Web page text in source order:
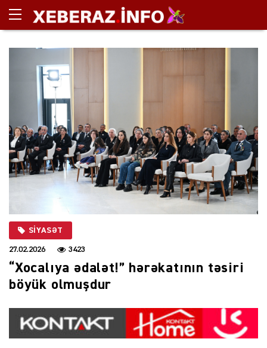
SIYASƏT
27.02.2026 3423
“Xocalıya ədalət!” hərəkatının təsiri
böyük olmuşdur